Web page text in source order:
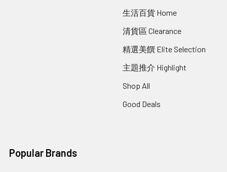
生活百貨 Home
清貨區 Clearance
精選美饌 Elite Selection
主題推介 Highlight
Shop All
Good Deals
Popular Brands